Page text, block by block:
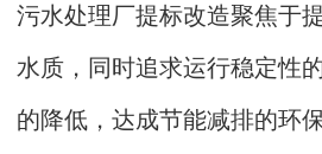
污水处理厂提标改造聚焦于
水质，同时追求运行稳定性
的降低，达成节能减排的环